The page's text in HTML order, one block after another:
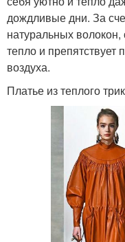
дождливые дни. За
натуральных
тепло и препятствует
воздуха.
Платье из теплого